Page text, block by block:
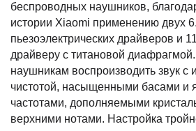
беспроводных наушников,
истории Xiaomi применению двух
пьезоэлектрических драйверов и
драйверу с титановой
наушникам воспроизводить звук с
чистотой, насыщенными басами и
частотами, дополняемыми
верхними нотами. Настройка